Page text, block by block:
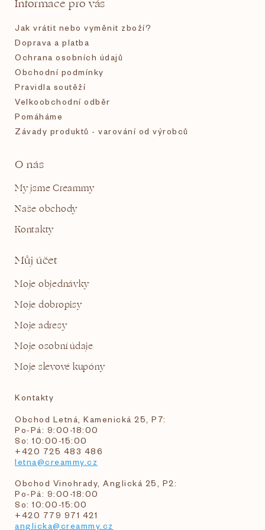
Informace pro vás
Jak vrátit nebo vyměnit zboží?
Doprava a platba
Ochrana osobních údajů
Obchodní podmínky
Pravidla soutěží
Velkoobchodní odběr
Pomáháme
Závady produktů - varování od výrobců
O nás
My jsme Creammy
Naše obchody
Kontakty
Můj účet
Moje objednávky
Moje dobropisy
Moje adresy
Moje osobní údaje
Moje slevové kupóny
Kontakty
Obchod Letná, Kamenická 25, P7:
Po-Pá: 9:00-18:00
So: 10:00-15:00
+420 725 483 486
letna@creammy.cz
Obchod Vinohrady, Anglická 25, P2:
Po-Pá: 9:00-18:00
So: 10:00-15:00
+420 779 971 421
anglicka@creammy.cz